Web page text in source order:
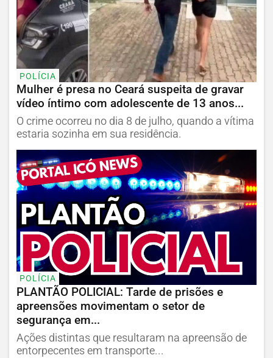
POLÍCIA
Mulher é presa no Ceará suspeita de gravar
vídeo íntimo com adolescente de 13 anos...
O crime ocorreu no dia 8 de julho, quando a vítima
estaria sozinha em sua residência.
POLÍCIA
PLANTÃO POLICIAL: Tarde de prisões e
apreensões movimentam o setor de
segurança em...
Ações distintas que resultaram na apreensão de
entorpecentes em transporte...